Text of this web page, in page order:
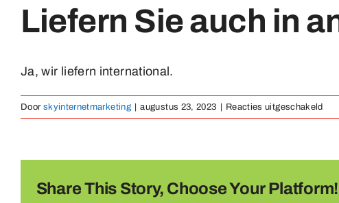
Liefern Sie auch in
Ja, wir liefern international.
Door skyinternetmarketing augustus 23, 2023 Reacties uitgeschakeldvoor
Share This Story, Choose Your Platform!